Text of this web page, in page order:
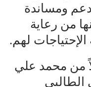
ومساندة
من رعاية
لهم.
من محمد علي
الطالبي